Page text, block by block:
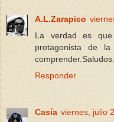
A.L.Zarapico
La verdad es
protagonista de
comprender.Saludos.
Responder
Casía viernes, julio